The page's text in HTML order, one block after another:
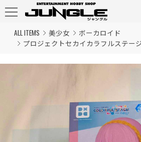
ALL ITEMS 美少女
ボーカロイド
プロジェクトセカイカラフルステ